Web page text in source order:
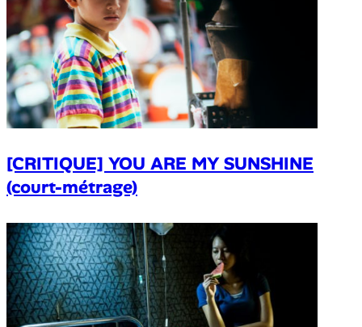
[CRITIQUE] YOU ARE MY SUNSHINE
(court-métrage)